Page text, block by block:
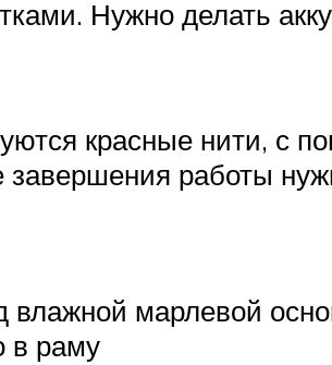
Нужно делать
красные нити, с
работы
влажной марлевой
в раму